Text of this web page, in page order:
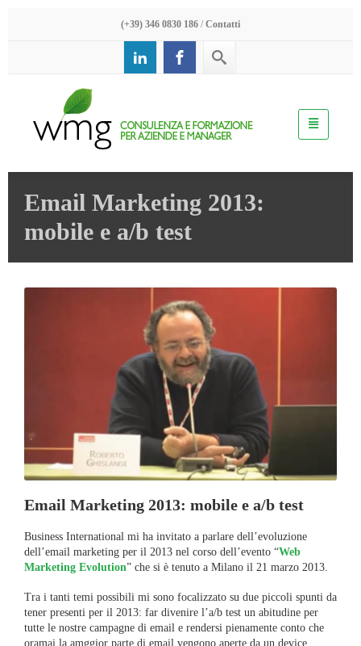
(+39) 346 0830 186 / Contatti
Email Marketing 2013:
mobile e a/b test
Email Marketing 2013: mobile e a/b test
Business International mi ha invitato a parlare dell’evoluzione
dell’email marketing per il 2013 nel corso dell’evento “Web
Marketing Evolution” che si è tenuto a Milano il 21 marzo 2013.
Tra i tanti temi possibili mi sono focalizzato su due piccoli spunti da
tener presenti per il 2013: far divenire l’a/b test un abitudine per
tutte le nostre campagne di email e rendersi pienamente conto che
oramai la amggior parte di email vengono aperte da un device